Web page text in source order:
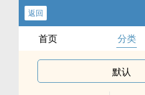
返回
首页 分类
默认